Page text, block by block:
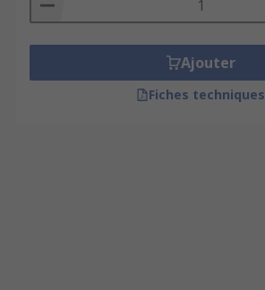
Ajouter
Fiches techniques